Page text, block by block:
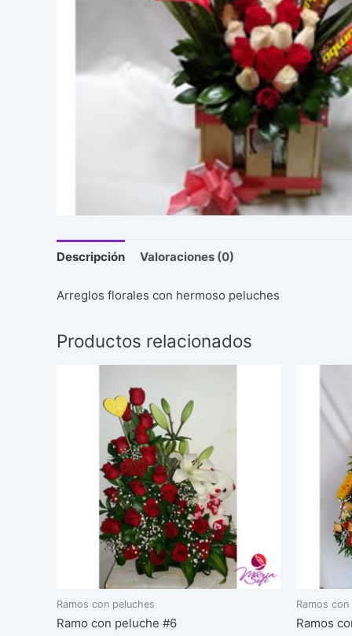
Descripción Valoraciones (0)
Arreglos florales con hermoso peluches
Productos relacionados
Ramos con peluches
Ramo con peluche #6
Ramos
Ramos